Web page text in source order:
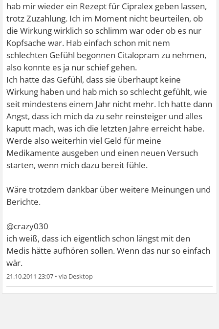
hab mir wieder ein Rezept für Cipralex geben lassen,
trotz Zuzahlung. Ich im Moment nicht beurteilen, ob
die Wirkung wirklich so schlimm war oder ob es nur
Kopfsache war. Hab einfach schon mit nem
schlechten Gefühl begonnen Citalopram zu nehmen,
also konnte es ja nur schief gehen.
Ich hatte das Gefühl, dass sie überhaupt keine
Wirkung haben und hab mich so schlecht gefühlt, wie
seit mindestens einem Jahr nicht mehr. Ich hatte dann
Angst, dass ich mich da zu sehr reinsteiger und alles
kaputt mach, was ich die letzten Jahre erreicht habe.
Werde also weiterhin viel Geld für meine
Medikamente ausgeben und einen neuen Versuch
starten, wenn mich dazu bereit fühle.
Wäre trotzdem dankbar über weitere Meinungen und
Berichte.
@crazy030
ich weiß, dass ich eigentlich schon längst mit den
Medis hätte aufhören sollen. Wenn das nur so einfach
wär.
21.10.2011 23:07 •